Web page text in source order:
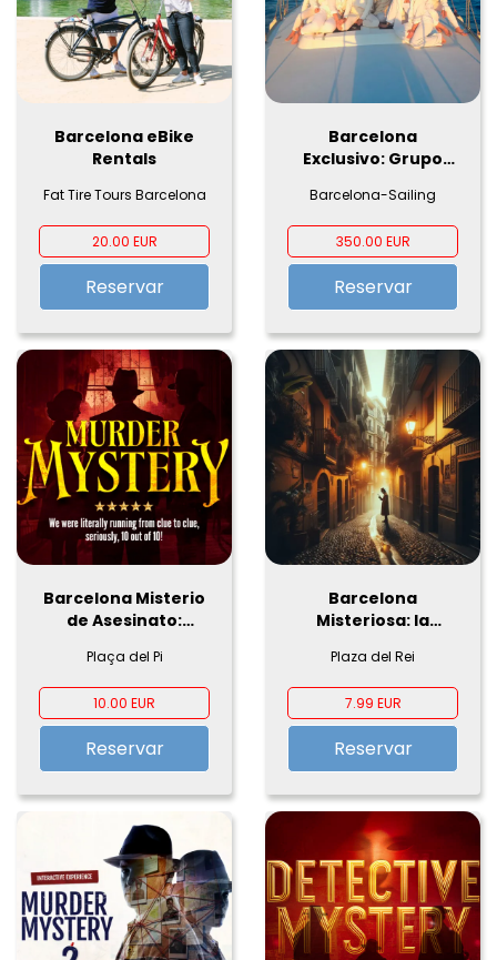
Barcelona eBike
Rentals
Fat Tire Tours Barcelona
20.00 EUR
Reservar
Barcelona
Exclusivo: Grupo
de Lujo - 2 Horas
Especiales al
Atardecer
Barcelona-Sailing
350.00 EUR
Reservar
Barcelona Misterio
de Asesinato:
Plaça del Pi
10.00 EUR
Reservar
Barcelona
Misteriosa: la
que desafiará tu
ingenio
Plaza del Rei
7.99 EUR
Reservar